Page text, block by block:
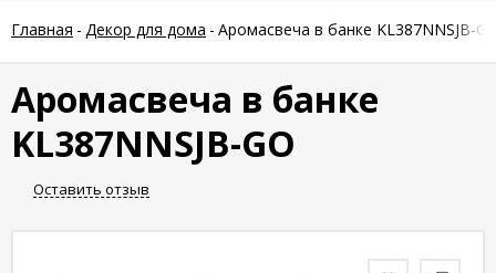
Гарантия
возврат
Новости
Главная - Декор для дома - Аромасвеча в банке KL387NNSJB-
Аромасвеча в банке
KL387NNSJB-GO
Оставить отзыв